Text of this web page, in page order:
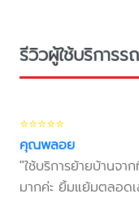
รีวิวผู้ใช้บริการ
⭐⭐⭐⭐⭐
คุณพลอย
"ใช้บริการย้ายบ้านจ
มากค่ะ ยิ้มแย้มตลอด